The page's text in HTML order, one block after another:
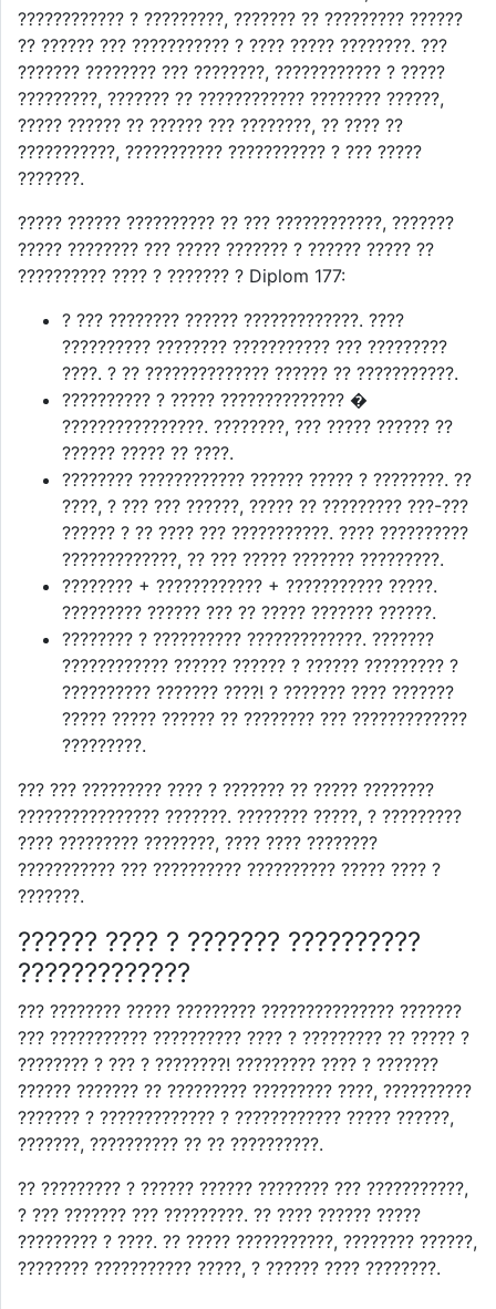
???????????? ? ?????????, ??????? ?? ????????? ??????
?? ?????? ??? ??????????? ? ???? ????? ????????. ???
??????? ???????? ??? ????????, ???????????? ? ?????
?????????, ??????? ?? ???????????? ???????? ??????,
????? ?????? ?? ?????? ??? ????????, ?? ???? ??
???????????, ??????????? ??????????? ? ??? ?????
???????.
????? ?????? ?????????? ?? ??? ????????????, ???????
????? ???????? ??? ????? ??????? ? ?????? ????? ??
?????????? ???? ? ??????? ? Diplom 177:
? ??? ???????? ?????? ?????????????. ????
?????????? ???????? ??????????? ??? ?????????
????. ? ?? ?????????????? ?????? ?? ???????????.
?????????? ? ????? ?????????????? �
????????????????. ????????, ??? ????? ?????? ??
?????? ????? ?? ????.
???????? ???????????? ?????? ????? ? ????????. ??
????, ? ??? ??? ??????, ????? ?? ????????? ???-???
?????? ? ?? ???? ??? ???????????. ???? ??????????
?????????????, ?? ??? ????? ??????? ?????????.
???????? + ???????????? + ??????????? ?????.
????????? ?????? ??? ?? ????? ??????? ??????.
???????? ? ?????????? ?????????????. ???????
???????????? ?????? ?????? ? ?????? ????????? ?
?????????? ??????? ????! ? ??????? ???? ???????
????? ????? ?????? ?? ???????? ??? ?????????????
?????????.
??? ??? ????????? ???? ? ??????? ?? ????? ????????
???????????????? ???????. ???????? ?????, ? ?????????
???? ????????? ????????, ???? ???? ????????
??????????? ??? ?????????? ?????????? ????? ???? ?
???????.
?????? ???? ? ??????? ??????????
?????????????
??? ???????? ????? ????????? ??????????????? ???????
??? ??????????? ?????????? ???? ? ????????? ?? ????? ?
???????? ? ??? ? ????????! ????????? ???? ? ???????
?????? ??????? ?? ????????? ????????? ????, ??????????
??????? ? ????????????? ? ???????????? ????? ??????,
???????, ?????????? ?? ?? ??????????.
?? ????????? ? ?????? ?????? ???????? ??? ???????????,
? ??? ??????? ??? ?????????. ?? ???? ?????? ?????
????????? ? ????. ?? ????? ???????????, ???????? ??????,
???????? ??????????? ?????, ? ?????? ???? ????????.